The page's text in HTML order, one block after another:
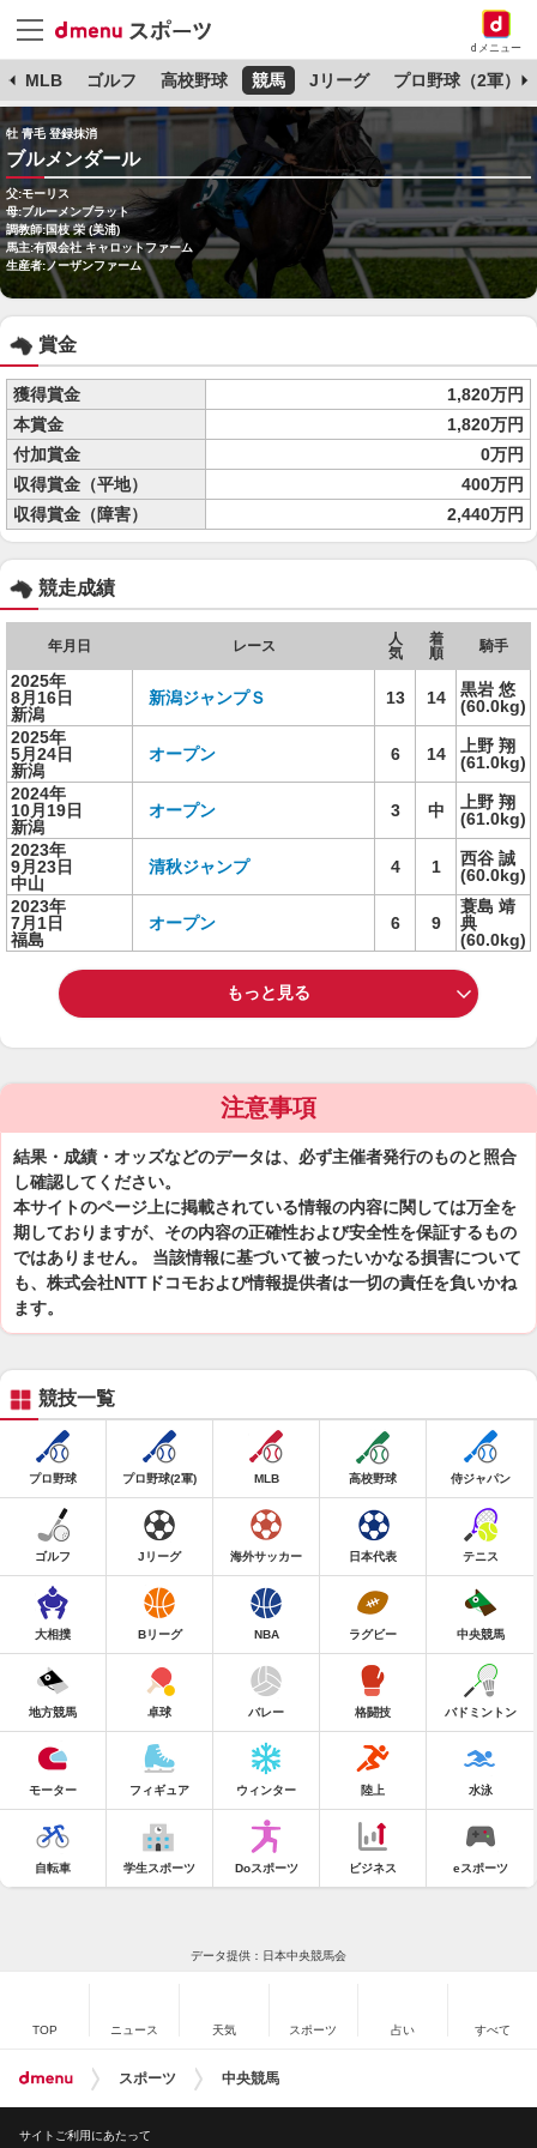
dメニュー
MLB ゴルフ 高校野球 競馬 Jリーグ プロ野球（2軍）
牡 青毛 登録抹消
ブルメンダール
父:モーリス
母:ブルーメンブラット
調教師:国枝 栄 (美浦)
馬主:有限会社 キャロットファーム
生産者:ノーザンファーム
賞金
獲得賞金
1,820万円
本賞金
1,820万円
付加賞金
0万円
収得賞金（平地）
400万円
収得賞金（障害）
2,440万円
競走成績
年月日 レース
人
気
着
順
騎手
2025年
8月16日
新潟
新潟ジャンプＳ 13 14
黒岩 悠
(60.0kg)
2025年
5月24日
新潟
オープン 6 14
上野 翔
(61.0kg)
2024年
10月19日
新潟
オープン 3 中
上野 翔
(61.0kg)
2023年
9月23日
中山
清秋ジャンプ 4 1
西谷 誠
(60.0kg)
2023年
7月1日
福島
オープン 6 9
蓑島 靖
典
(60.0kg)
もっと見る
注意事項
結果・成績・オッズなどのデータは、必ず主催者発行のものと照合
し確認してください。
本サイトのページ上に掲載されている情報の内容に関しては万全を
期しておりますが、その内容の正確性および安全性を保証するもの
ではありません。 当該情報に基づいて被ったいかなる損害について
も、株式会社NTTドコモおよび情報提供者は一切の責任を負いかね
ます。
競技一覧
プロ野球 プロ野球(2軍) MLB 高校野球 侍ジャパン
ゴルフ Jリーグ 海外サッカー 日本代表 テニス
大相撲 Bリーグ NBA ラグビー 中央競馬
地方競馬 卓球 バレー 格闘技 バドミントン
モーター フィギュア ウィンター 陸上 水泳
自転車 学生スポーツ Doスポーツ ビジネス eスポーツ
データ提供：日本中央競馬会
TOP ニュース 天気 スポーツ 占い すべて
スポーツ 中央競馬
サイトご利用にあたって